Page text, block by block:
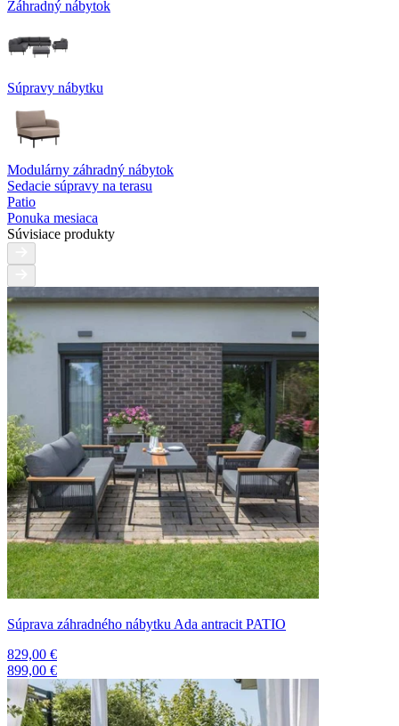
Záhradný nábytok
Súpravy nábytku
Modulárny záhradný nábytok
Sedacie súpravy na terasu
Patio
Ponuka mesiaca
Súvisiace produkty
Súprava záhradného nábytku Ada antracit PATIO
829,00 €
899,00 €